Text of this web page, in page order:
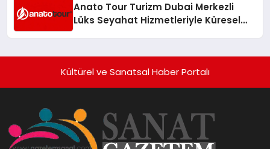
Anato Tour Turizm Dubai Merkezli
Lüks Seyahat Hizmetleriyle Küresel
Kültürel ve Sanatsal Haber Portalı